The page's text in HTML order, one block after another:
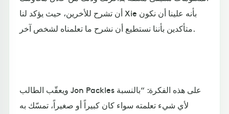
أن تشرح للأخرين، حيث يؤكد لنا Xie بأنه علينا أن نكون
متأكدين بأننا نستطيع أن نشرح ما تعلمناه لشخص آخر.
ويعقّب الطالب Jon Packles على هذه الفكرة: “بالنسبة
لأي شيء تعلمته سواء كان كبيراً أو صغيراً، تمسّك به